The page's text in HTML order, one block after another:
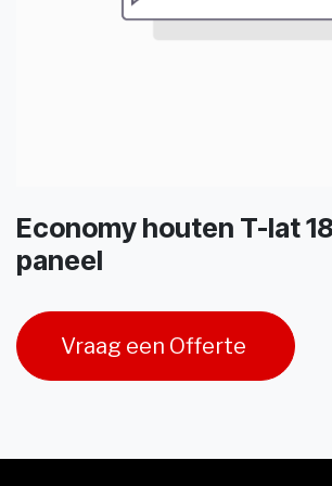
Economy houten T-lat
paneel
Vraag een Offerte